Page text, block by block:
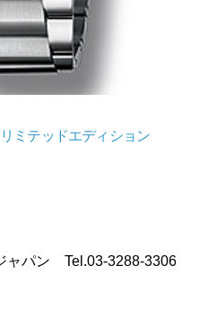
ミテッドエディション
ャパン Tel.03-3288-3306